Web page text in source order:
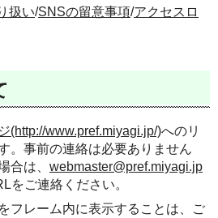
扱い/SNSの留意事項/アクセスロ
(http://www.pref.miyagi.jp/)へのリ
。事前の連絡は必要ありません
合は、 webmaster@pref.miyagi.jp
をご連絡ください。
フレーム内に表示することは、ご